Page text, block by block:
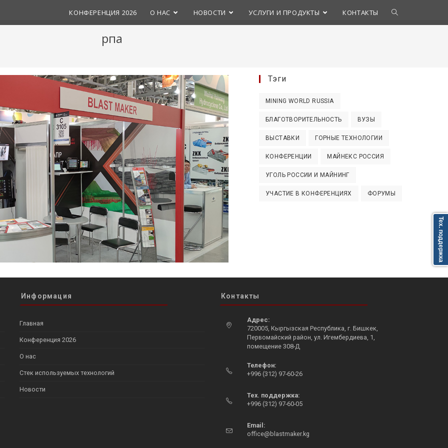
КОНФЕРЕНЦИЯ 2026 О НАС НОВОСТИ УСЛУГИ И ПРОДУКТЫ КОНТАКТЫ Переключить
рпа
Тэги
MINING WORLD RUSSIA
БЛАГОТВОРИТЕЛЬНОСТЬ ВУЗЫ
ВЫСТАВКИ ГОРНЫЕ ТЕХНОЛОГИИ
КОНФЕРЕНЦИИ МАЙНЕКС РОССИЯ
УГОЛЬ РОССИИ И МАЙНИНГ
УЧАСТИЕ В КОНФЕРЕНЦИЯХ ФОРУМЫ
Информация
Главная
Конференция 2026
О нас
Стек используемых технологий
Новости
Контакты
Адрес:
720005, Кыргызская Республика, г. Бишкек,
Первомайский район, ул. Игембердиева, 1,
помещение 308-Д
in
a
tab
Телефон:
+996 (312) 97-60-26
in
your
Тех. поддержка:
+996 (312) 97-60-05
in
your
Email:
office@blastmaker.kgOpens
Тех. поддержка